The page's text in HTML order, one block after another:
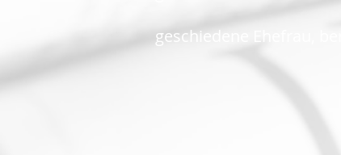
geschiedene Ehefrau,